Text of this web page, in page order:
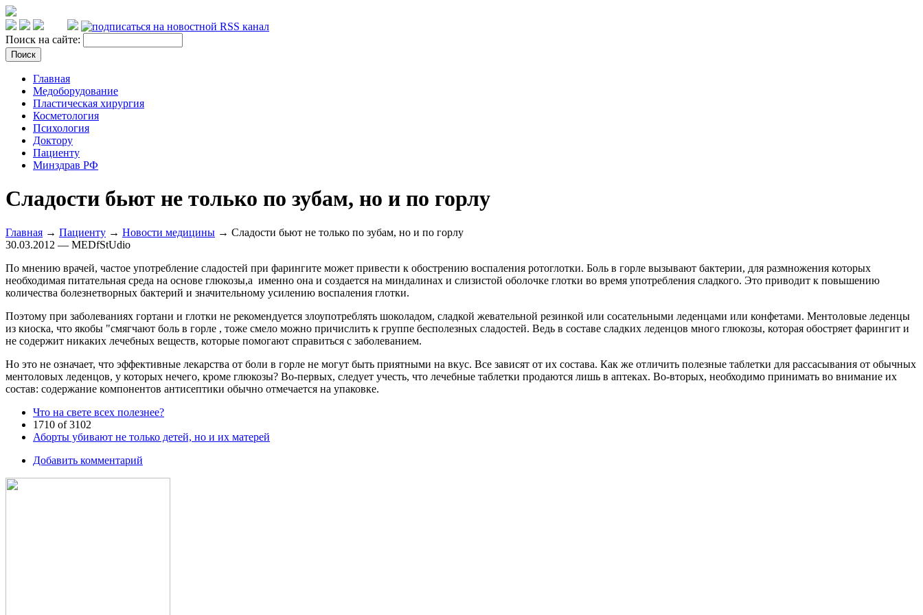
Поиск на сайте:
Главная
Медоборудование
Пластическая хирургия
Косметология
Психология
Доктору
Пациенту
Минздрав РФ
Сладости бьют не только по зубам, но и по горлу
Главная → Пациенту → Новости медицины → Сладости бьют не только по зубам, но и по горлу
30.03.2012 — MEDfStUdio
По мнению врачей, частое употребление сладостей при фарингите может привести к обострению воспаления ротоглотки. Боль в горле вызывают бактерии, для размножения которых
необходимая питательная среда на основе глюкозы,а именно она и создается на миндалинах и слизистой оболочке глотки во время употребления сладкого. Это приводит к повышению
количества болезнетворных бактерий и значительному усилению воспаления глотки.
Поэтому при заболеваниях гортани и глотки не рекомендуется злоупотреблять шоколадом, сладкой жевательной резинкой или сосательными леденцами или конфетами. Ментоловые леденцы
из киоска, что якобы "смягчают боль в горле , тоже смело можно причислить к группе бесполезных сладостей. Ведь в составе сладких леденцов много глюкозы, которая обостряет фарингит и
не содержит никаких лечебных веществ, которые помогают справиться с заболеванием.
Но это не означает, что эффективные лекарства от боли в горле не могут быть приятными на вкус. Все зависят от их состава. Как же отличить полезные таблетки для рассасывания от обычных
ментоловых леденцов, у которых нечего, кроме глюкозы? Во-первых, следует учесть, что лечебные таблетки продаются лишь в аптеках. Во-вторых, необходимо принимать во внимание их
состав: содержание компонентов антисептики обычно отмечается на упаковке.
Что на свете всех полезнее?
1710 of 3102
Аборты убивают не только детей, но и их матерей
Добавить комментарий